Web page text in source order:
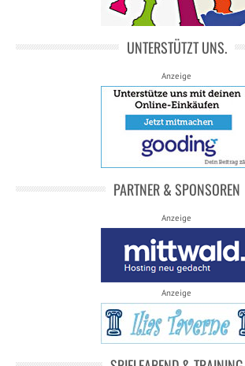
UNTERSTÜTZT UNS.
Anzeige
PARTNER & SPONSOREN
Anzeige
Anzeige